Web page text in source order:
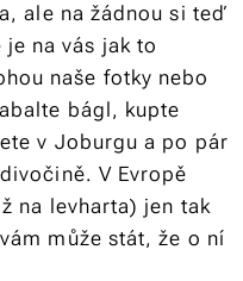
ale na žádnou si teď
je na vás jak to
naše fotky nebo
bágl, kupte
v Joburgu a po pár
V Evropě
na levharta) jen tak
může stát, že o ní